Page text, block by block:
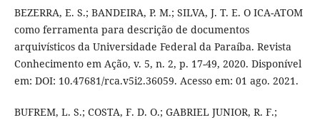
BEZERRA, E. S.; BANDEIRA, P. M.; SILVA, J. T. E. O ICA-ATOM
como ferramenta para descrição de documentos
arquivísticos da Universidade Federal da Paraíba. Revista
Conhecimento em Ação, v. 5, n. 2, p. 17-49, 2020. Disponível
em: DOI: 10.47681/rca.v5i2.36059. Acesso em: 01 ago. 2021.
BUFREM, L. S.; COSTA, F. D. O.; GABRIEL JUNIOR, R. F.;